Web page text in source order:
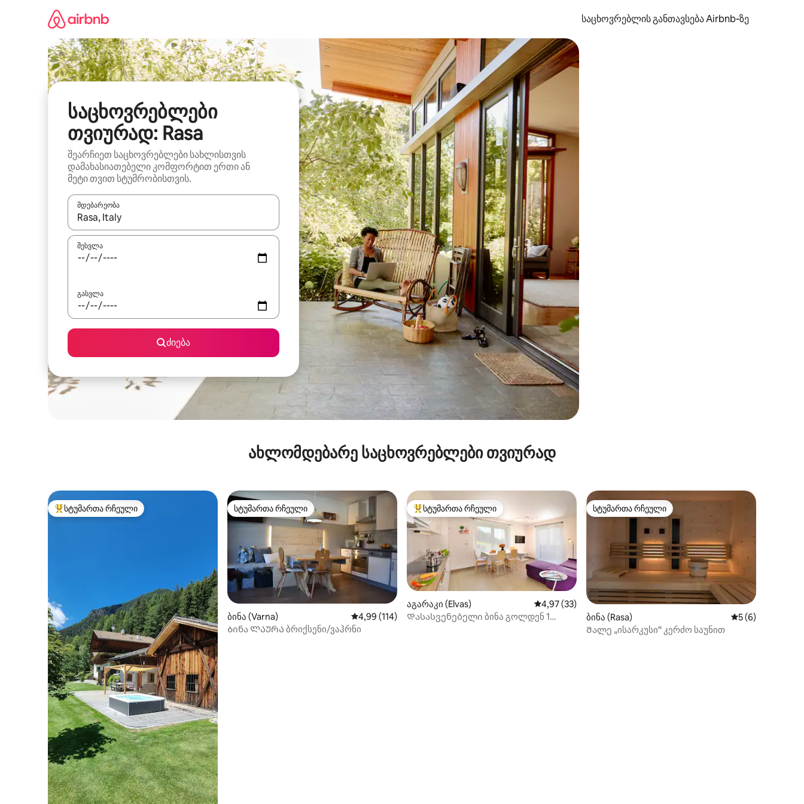
საცხოვრებლის განთავსება Airbnb‑ზე
საცხოვრებლები
თვიურად: Rasa
შეარჩიეთ საცხოვრებლები სახლისთვის
დამახასიათებელი კომფორტით ერთი ან
მეტი თვით სტუმრობისთვის.
მდებარეობა
როცა შედეგები ხელმისაწვდომი გახდება, ნავიგაციისთვის გამოიყენეთ კლავიშები ზემოთ/ქვემოთ მიმართული ისრებით ან შეხებისა თუ თითის გასმის ჟესტები.
შესვლა
გასვლა
ძიება
ახლომდებარე საცხოვრებლები თვიურად
სტუმართა რჩეული მოწინავე ვარიანტი
სტუმართა რჩეული სტუმართა რჩეული
სტუმართა რჩეული
ბინა (Varna) საშუალო შეფასებაა 5‑დან 4,99, 114 მიმოხილვა
4,99 (114)
Ბინა ᲚᲐᲣᲠᲐ ბრიქსენი/ვაჰრნი
სტუმართა რჩეული მოწინავე ვარიანტი
სტუმართა რჩეული
აგარაკი (Elvas) საშუალო შეფასებაა 5‑დან 4,97, 33 მიმოხილვა
4,97 (33)
Დასასვენებელი ბინა გოლდენ 1
სტუმართა რჩეული
სტუმართა რჩეული
ბინა (Rasa) საშუალო
5 (6)
Შალე „ისარკუსი“ კერძო საუნით